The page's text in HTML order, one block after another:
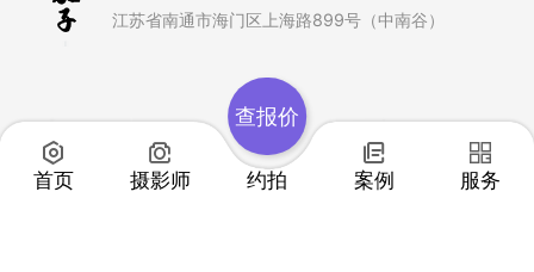
江苏省南通市海门区上海路899号（中南谷）
首页 摄影师
查报价
约拍 案例 服务